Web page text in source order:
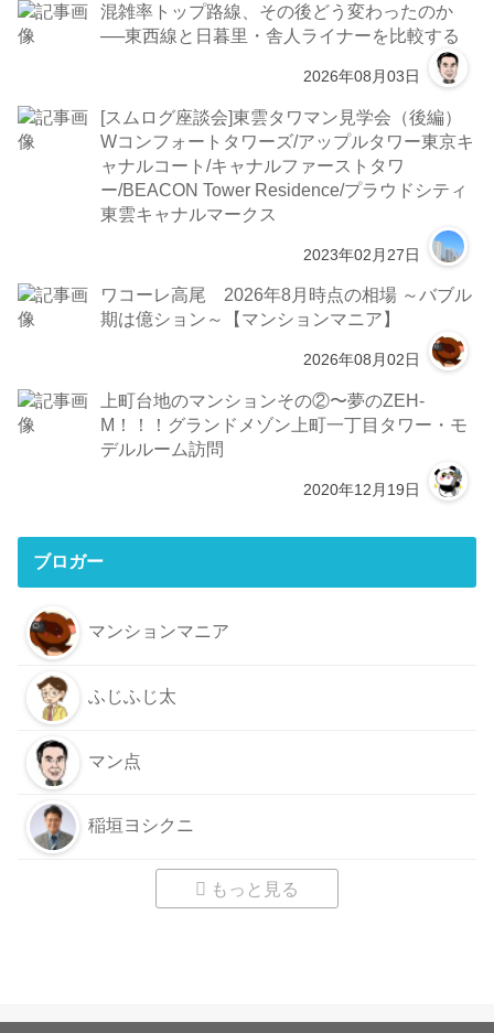
混雑率トップ路線、その後どう変わったのか
──東西線と日暮里・舎人ライナーを比較する
2026年08月03日
[スムログ座談会]東雲タワマン見学会（後編）
Wコンフォートタワーズ/アップルタワー東京キ
ャナルコート/キャナルファーストタワ
ー/BEACON Tower Residence/プラウドシティ
東雲キャナルマークス
2023年02月27日
ワコーレ高尾 2026年8月時点の相場 ～バブル
期は億ション～【マンションマニア】
2026年08月02日
上町台地のマンションその②〜夢のZEH-
M！！！グランドメゾン上町一丁目タワー・モ
デルルーム訪問
2020年12月19日
ブロガー
マンションマニア
ふじふじ太
マン点
稲垣ヨシクニ
もっと見る